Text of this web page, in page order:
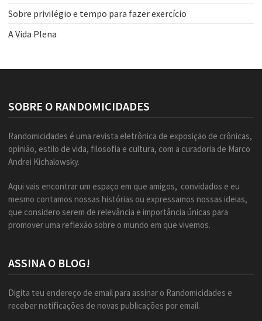
Sobre privilégio e tempo para fazer exercício
A Vida Plena
SOBRE O RANDOMICIDADES
Randomicidades é uma revista eletrônica de exposição de crônicas,
opinião, estilo de vida, filosofia e cultura, com a curadoria de Marco
Andrei Kichalowsky.
Aqui vais encontrar um espaço em que amigos, convidados e eu
mesmo contamos nossas histórias ou expressamos nossas ideias,
que considero serem de relevância e importância únicas para
promover uma reflexão sobre o mundo em que vivemos.
ASSINA O BLOG!
Digita teu endereço de email para assinar o Randomicidades e
receber notificações de novas publicações por email.